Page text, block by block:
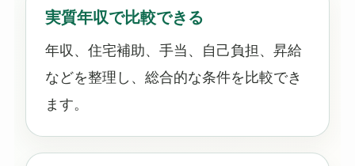
実質年収で比較できる
年収、住宅補助、手当、自己負担、昇給
などを整理し、総合的な条件を比較でき
ます。